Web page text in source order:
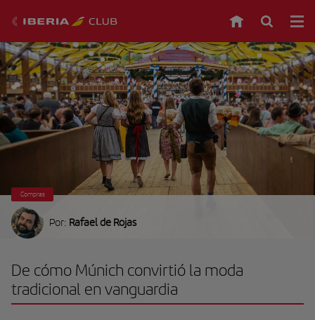
Compras
Por: Rafael de Rojas
De cómo Múnich convirtió la moda
tradicional en vanguardia